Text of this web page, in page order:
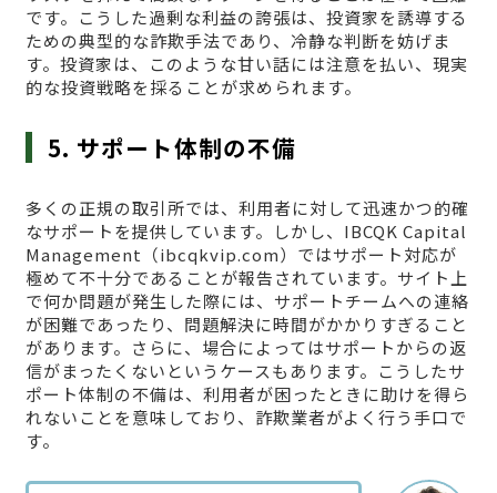
です。こうした過剰な利益の誇張は、投資家を誘導する
ための典型的な詐欺手法であり、冷静な判断を妨げま
す。投資家は、このような甘い話には注意を払い、現実
的な投資戦略を採ることが求められます。
5. サポート体制の不備
多くの正規の取引所では、利用者に対して迅速かつ的確
なサポートを提供しています。しかし、IBCQK Capital
Management（ibcqkvip.com）ではサポート対応が
極めて不十分であることが報告されています。サイト上
で何か問題が発生した際には、サポートチームへの連絡
が困難であったり、問題解決に時間がかかりすぎること
があります。さらに、場合によってはサポートからの返
信がまったくないというケースもあります。こうしたサ
ポート体制の不備は、利用者が困ったときに助けを得ら
れないことを意味しており、詐欺業者がよく行う手口で
す。